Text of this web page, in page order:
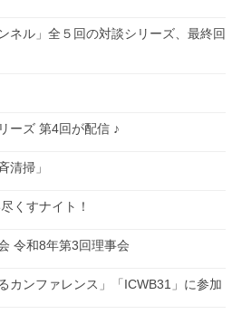
ネル」全５回の対談シリーズ、最終回
ーズ 第4回が配信 ♪
清掃」
くすナイト！
令和8年第3回理事会
カンファレンス」「ICWB31」に参加